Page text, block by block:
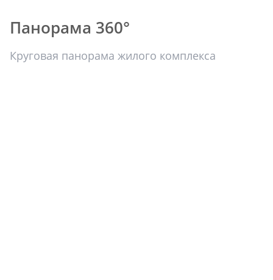
Панорама 360°
Круговая панорама жилого комплекса